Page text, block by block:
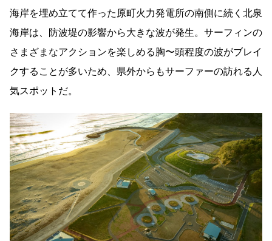
海岸を埋め立てて作った原町火力発電所の南側に続く北泉
海岸は、防波堤の影響から大きな波が発生。サーフィンの
さまざまなアクションを楽しめる胸〜頭程度の波がブレイ
クすることが多いため、県外からもサーファーの訪れる人
気スポットだ。